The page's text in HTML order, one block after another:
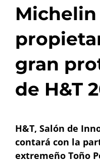
gran
de H&T
H&T, Salón de
contará con la
extremeño Toño